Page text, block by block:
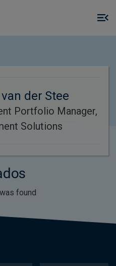
der Stee
Portfolio Manager,
Solutions
found